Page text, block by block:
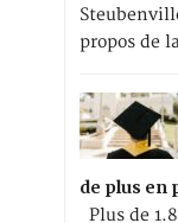
propos de
de plus en
Plus de